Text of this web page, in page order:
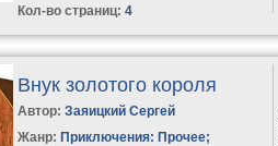
Кол-во страниц: 4
Внук золотого короля
Автор:Заяицкий Сергей
Жанр: Приключения: Прочее;